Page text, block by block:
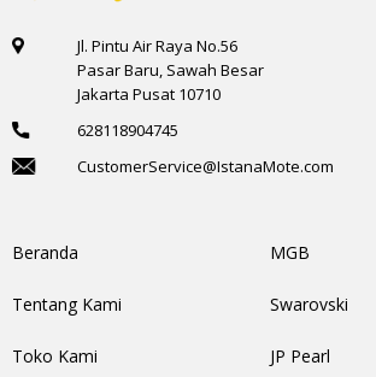
Jl. Pintu Air Raya No.56
Pasar Baru, Sawah Besar
Jakarta Pusat 10710
628118904745
CustomerService@IstanaMote.com
Beranda
Tentang Kami
Toko Kami
MGB
Swarovski
JP Pearl